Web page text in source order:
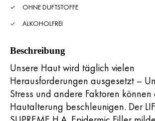
Seite.OHNE DUFTSTOFFE
ALKOHOLFREI
Beschreibung
Unsere Haut wird täglich vielen
Herausforderungen ausgesetzt –
Stress und andere Faktoren können
Hautalterung beschleunigen. Der